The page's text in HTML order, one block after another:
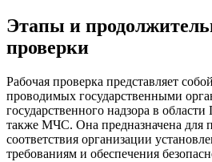
Этапы и
проверки
Рабочая проверка представляет
проводимых государственными
государственного надзора в
также МЧС. Она предназначена для
соответствия организации
требованиям и обеспечения